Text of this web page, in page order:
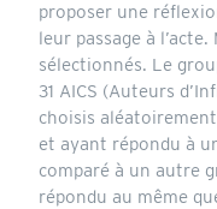
proposer une
leur passage à
sélectionnés. Le
31 AICS (Auteurs
choisis
et ayant répondu à
comparé à un autre
répondu au même